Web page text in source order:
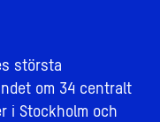
största
om 34 centralt
i Stockholm och